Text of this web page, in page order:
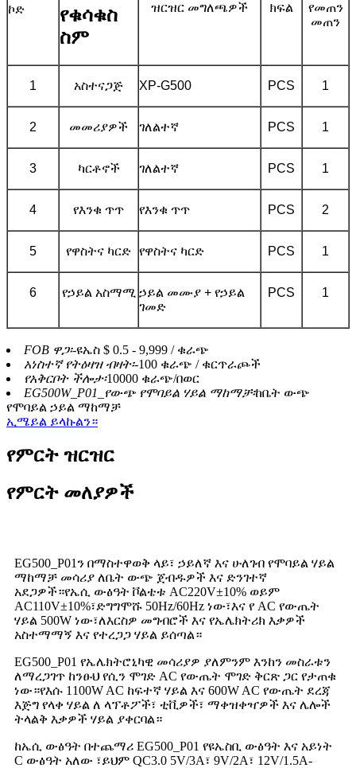
ኮድ
የቁሳቁስ
ስም
ዝርዝር መግለጫዎች ክፍል
የመጠን
መጠን
1 አስተናጋጅ XP-G500 PCS 1
2 መመሪያዎች ገለልተኛ PCS 1
3 ካርቶኖች ገለልተኛ PCS 1
4 የእንቁ ጥጥ የእንቁ ጥጥ PCS 2
5 የዋስትና ካርድ የዋስትና ካርድ PCS 1
6 የኃይል አስማሚ ኃይል መሙያ + የኃይል
ገመድ
PCS 1
FOB ዋጋ፡-ዩኤስ $ 0.5 - 9,999 / ቁራጭ
አነስተኛ የትዕዛዝ ብዛት፡-100 ቁራጭ / ቁርጥራጮች
የአቅርቦት ችሎታ፡10000 ቁራጭ/በወር
EG500W_P01_የውጭ የሞባይል ሃይል ማከማቻ፡ከቤት ውጭ
የሞባይል ኃይል ማከማቻ
ኢሜይል ይላኩልን።
የምርት ዝርዝር
የምርት መለያዎች
EG500_P01ን በማስተዋወቅ ላይ፣ ኃይለኛ እና ሁለገብ የሞባይል ሃይል
ማከማቻ መሳሪያ ለቤት ውጭ ጀብዱዎች እና ድንገተኛ
አደጋዎች።የኤሲ ውፅዓት ቮልቴቱ AC220V±10% ወይም
AC110V±10%፣ድግግሞሹ 50Hz/60Hz ነው፣እና የ AC የውጤት
ሃይል 500W ነው፣ለእርስዎ መግብሮች እና የኤሌክትሪክ እቃዎች
አስተማማኝ እና የተረጋጋ ሃይል ይሰጣል።
EG500_P01 የኤሌክትሮኒካዊ መሳሪያዎ ያለምንም እንከን መስራቱን
ለማረጋገጥ ከንፁህ የሲን ሞገድ AC የውጤት ሞገድ ቅርጽ ጋር የታጠቁ
ነው።የእሱ 1100W AC ከፍተኛ ሃይል እና 600W AC የውጤት ደረጃ
እጅግ የላቀ ሃይል ለ ላፕቶፖች፣ ቲቪዎች፣ ማቀዝቀዣዎች እና ሌሎች
ትላልቅ እቃዎች ሃይል ያቀርባል።
ከኤሲ ውፅዓት በተጨማሪ EG500_P01 የዩኤስቢ ውፅዓት እና አይነት
C ውፅዓት አለው ፣ይህም QC3.0 5V/3A፣ 9V/2A፣ 12V/1.5A-